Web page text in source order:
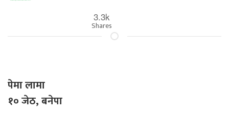
3.3k
Shares
पेमा लामा
१० जेठ, बनेपा